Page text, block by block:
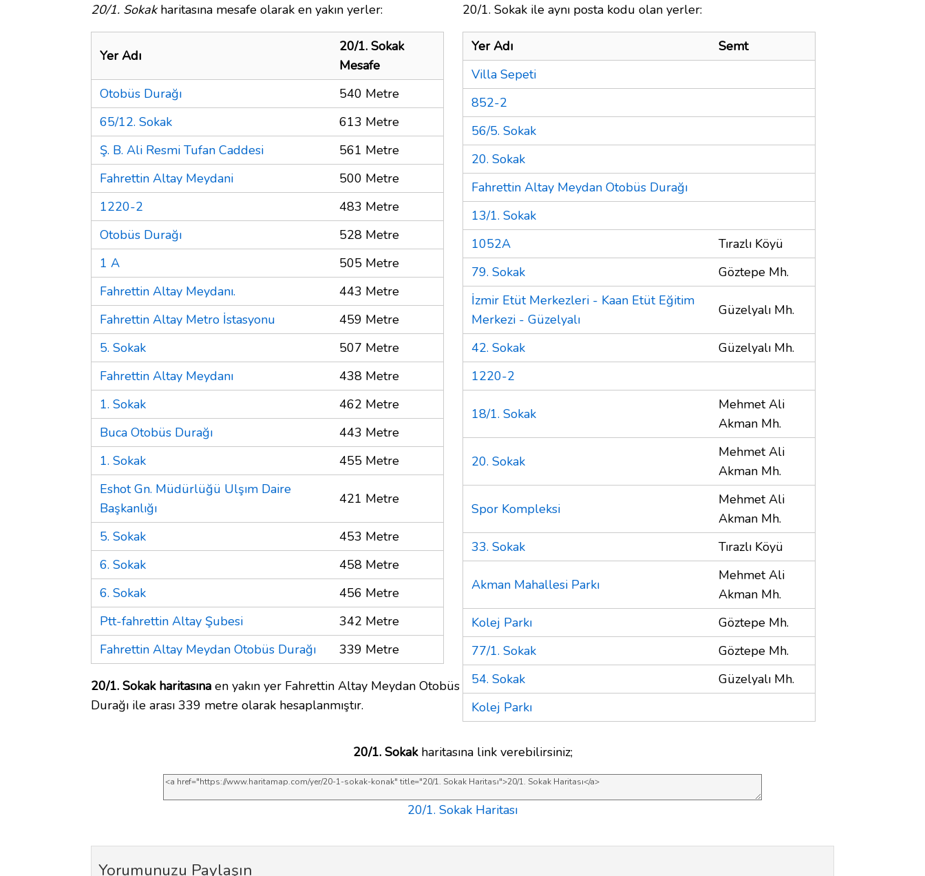
20/1. Sokakharitasına mesafe olarak en yakın yerler:
Yer Adı
20/1. Sokak
Mesafe
Otobüs Durağı
540 Metre
65/12. Sokak
613 Metre
Ş. B. Ali Resmi Tufan Caddesi
561 Metre
Fahrettin Altay Meydani
500 Metre
1220-2
483 Metre
Otobüs Durağı
528 Metre
1 A
505 Metre
Fahrettin Altay Meydanı.
443 Metre
Fahrettin Altay Metro İstasyonu
459 Metre
5. Sokak
507 Metre
Fahrettin Altay Meydanı
438 Metre
1. Sokak
462 Metre
Buca Otobüs Durağı
443 Metre
1. Sokak
455 Metre
Eshot Gn. Müdürlüğü Ulşım Daire
Başkanlığı
421 Metre
5. Sokak
453 Metre
6. Sokak
458 Metre
6. Sokak
456 Metre
Ptt-fahrettin Altay Şubesi
342 Metre
Fahrettin Altay Meydan Otobüs Durağı
339 Metre
20/1. Sokak haritasına en yakın yer Fahrettin Altay Meydan Otobüs
Durağı ile arası 339 metre olarak hesaplanmıştır.
20/1. Sokak ile aynı posta kodu olan yerler:
Yer Adı
Semt
Villa Sepeti
852-2
56/5. Sokak
20. Sokak
Fahrettin Altay Meydan Otobüs Durağı
13/1. Sokak
1052A
Tırazlı Köyü
79. Sokak
Göztepe Mh.
İzmir Etüt Merkezleri - Kaan Etüt Eğitim
Merkezi - Güzelyalı
Güzelyalı Mh.
42. Sokak
Güzelyalı Mh.
1220-2
18/1. Sokak
Mehmet Ali
Akman Mh.
20. Sokak
Mehmet Ali
Akman Mh.
Spor Kompleksi
Mehmet Ali
Akman Mh.
33. Sokak
Tırazlı Köyü
Akman Mahallesi Parkı
Mehmet Ali
Akman Mh.
Kolej Parkı
Göztepe Mh.
77/1. Sokak
Göztepe Mh.
54. Sokak
Güzelyalı Mh.
Kolej Parkı
20/1. Sokakharitasına link verebilirsiniz;
20/1. Sokak Haritası
Yorumunuzu Paylaşın